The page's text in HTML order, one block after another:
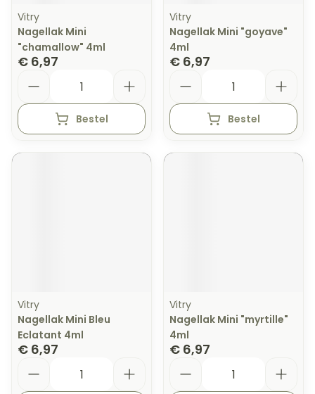
Vitry
Nagellak Mini
"chamallow" 4ml
€ 6,97
Bestel
Vitry
Nagellak Mini "goyave"
4ml
€ 6,97
Bestel
Vitry
Nagellak Mini Bleu
Eclatant 4ml
€ 6,97
Vitry
Nagellak Mini "myrtille"
4ml
€ 6,97